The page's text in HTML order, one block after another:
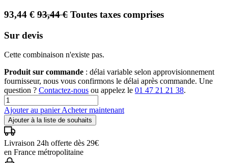
93,44 € 93,44€ Toutes taxes comprises
Sur devis
Cette combinaison n'existe pas.
Produit sur commande : délai variable selon approvisionnement
fournisseur, nous vous confirmons le délai après commande. Une
question ? Contactez-nous ou appelez le 01 47 21 21 38.
Ajouter au panierAcheter maintenant
Ajouter à la liste de souhaits
Livraison 24h offerte dès 29€
en France métropolitaine